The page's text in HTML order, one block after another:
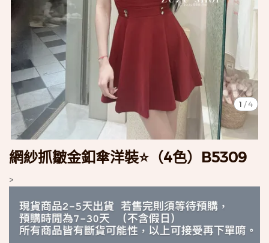
1 /4
網紗抓皺金釦傘洋裝⭐️（4色）B5309
>